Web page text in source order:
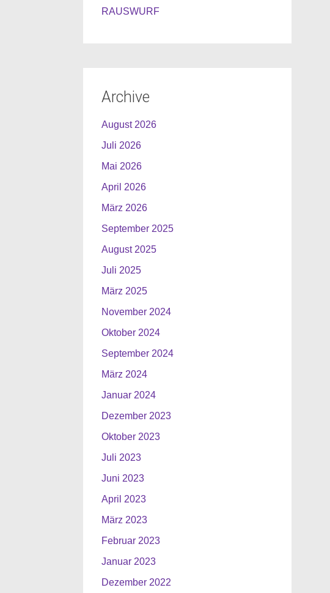
RAUSWURF
Archive
August 2026
Juli 2026
Mai 2026
April 2026
März 2026
September 2025
August 2025
Juli 2025
März 2025
November 2024
Oktober 2024
September 2024
März 2024
Januar 2024
Dezember 2023
Oktober 2023
Juli 2023
Juni 2023
April 2023
März 2023
Februar 2023
Januar 2023
Dezember 2022